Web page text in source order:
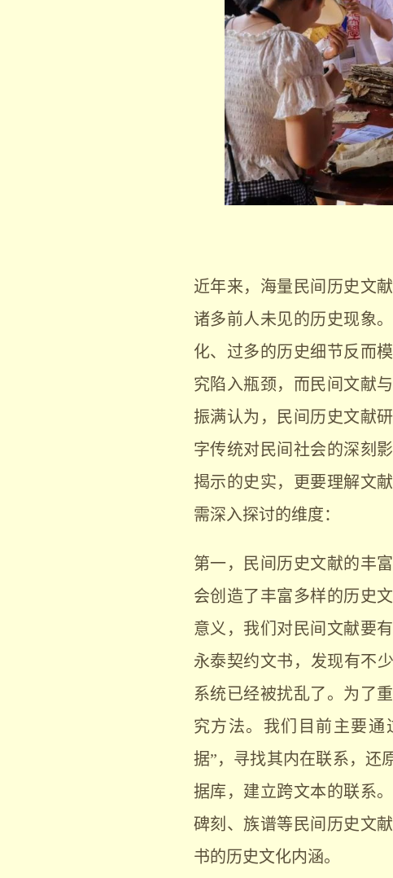
近年来，海量民间历史文
诸多前人未见的历史现象
化、过多的历史细节反而
究陷入瓶颈，而民间文献
振满认为，民间历史文献
字传统对民间社会的深刻
揭示的史实，更要理解文
需深入探讨的维度：
第一，民间历史文献的丰
会创造了丰富多样的历史
意义，我们对民间文献要
永泰契约文书，发现有不
系统已经被扰乱了。为了
究方法。我们目前主要
据”，寻找其内在联系，还
据库，建立跨文本的联系
碑刻、族谱等民间历史文
书的历史文化内涵。